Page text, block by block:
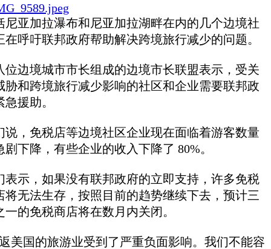
尼亚加拉瀑布和尼亚加拉湖畔在内的几个边境社
在呼吁联邦政府帮助解决跨境旅行减少的问题。
位边境城市市长组成的边境市长联盟表示，受关
胁和跨境旅行减少影响的社区和企业需要联邦政
急援助。
说，免税店等边境社区企业现在面临着游客数量
剧下降，有些企业的收入下降了 80%。
表示，如果没有联邦政府的立即支持，许多免税
将无法生存，按照目前的趋势继续下去，预计三
一的免税商店将在数月内关闭。
美国的旅游业受到了严重负面影响。我们不能容